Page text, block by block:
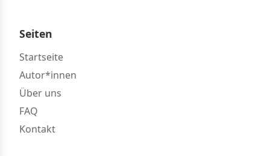
Seiten
Startseite
Autor*innen
Über uns
FAQ
Kontakt